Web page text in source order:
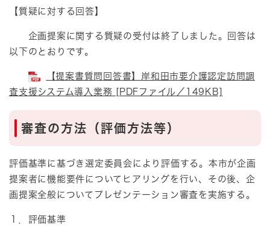
【質疑に対する回答】
企画提案に関する質疑の受付は終了しました。回答は
以下のとおりです。
【提案書質問回答書】岸和田市要介護認定訪問調
査支援システム導入業務 [PDFファイル／149KB]
審査の方法（評価方法等）
評価基準に基づき選定委員会により評価する。本市が企画
提案者に機能要件についてヒアリングを行い、その後、企
画提案全般についてプレゼンテーション審査を実施する。
１．評価基準